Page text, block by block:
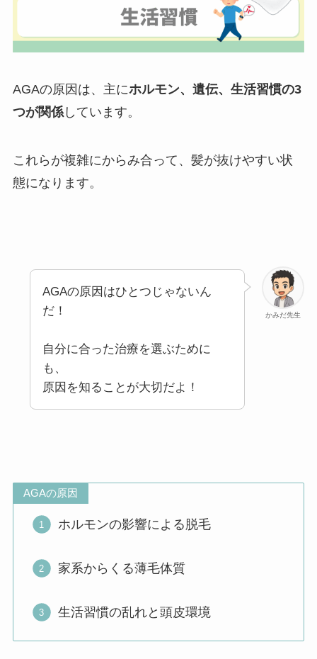
AGAの原因は、主にホルモン、遺伝、生活習慣の3
つが関係しています。
これらが複雑にからみ合って、髪が抜けやすい状
態になります。
かみだ先生
AGAの原因はひとつじゃないん
だ！
自分に合った治療を選ぶために
も、
原因を知ることが大切だよ！
AGAの原因
ホルモンの影響による脱毛
家系からくる薄毛体質
生活習慣の乱れと頭皮環境